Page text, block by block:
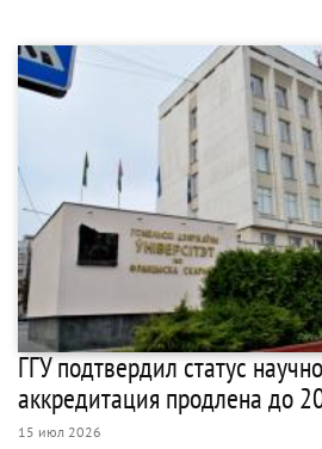
ГГУ подтвердил статус
аккредитация продлена до
15 июл 2026